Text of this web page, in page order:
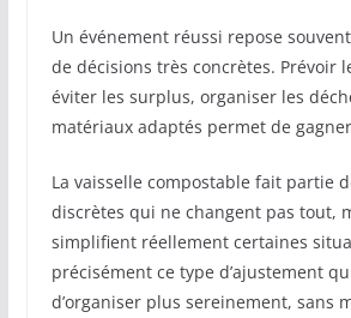
Un événement réussi repose
de décisions très concrètes. Prévoir
éviter les surplus, organiser les
matériaux adaptés permet de
La vaisselle compostable fait partie
discrètes qui ne changent pas tout,
simplifient réellement certaines
précisément ce type d’ajustement
d’organiser plus sereinement, sans